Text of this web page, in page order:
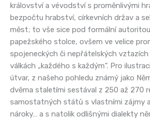
království a vévodství s proměnlivými
bezpočtu hrabství, církevních držav a
měst; to vše sice pod formální
papežského stolce, ovšem ve velice
spojeneckých či nepřátelských
válkách „každého s každým“. Pro
útvar, z našeho pohledu známý jako
dvěma staletími sestával z 250 až 270
samostatných států s vlastními zájmy
nároky… a s natolik odlišnými dialekty